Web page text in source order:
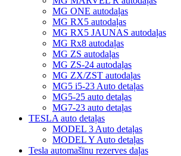
MG ONE autodaļas
MG RX5 autodaļas
MG RX5 JAUNAS autodaļas
MG Rx8 autodaļas
MG ZS autodaļas
MG ZS-24 autodaļas
MG ZX/ZST autodaļas
MG5 i5-23 Auto detaļas
MG5-25 auto detaļas
MG7-23 auto detaļas
TESLA auto detaļas
MODEL 3 Auto detaļas
MODEL Y Auto detaļas
Tesla automašīnu rezerves daļas